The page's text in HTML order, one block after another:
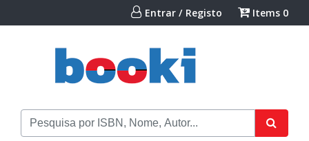
Entrar / Registo Items 0